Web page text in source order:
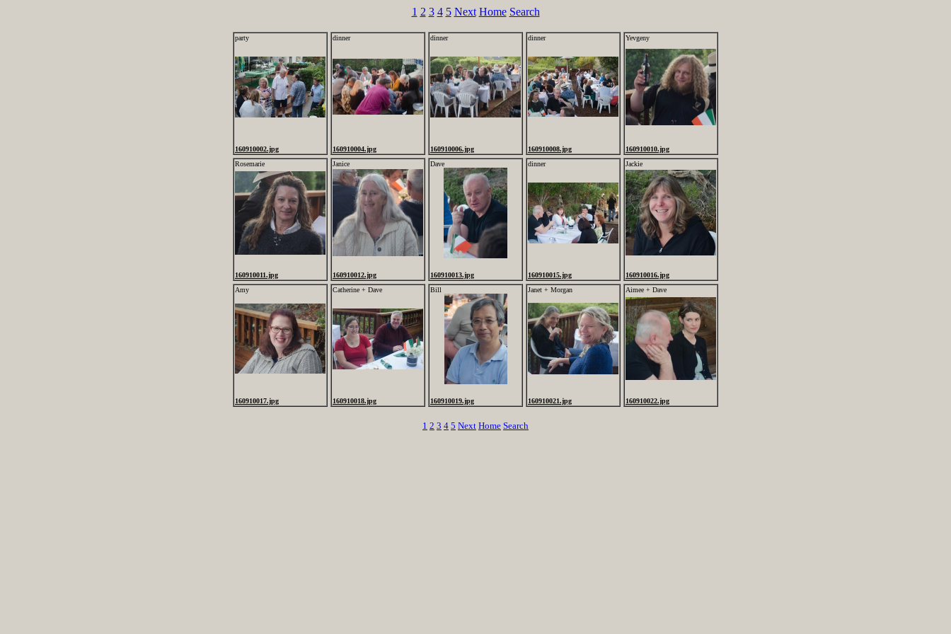
1 2 3 4 5 Next Home Search
party
160910002.jpg
dinner
160910004.jpg
dinner
160910006.jpg
dinner
160910008.jpg
Yevgeny
160910010.jpg
Rosemarie
160910011.jpg
Janice
160910012.jpg
Dave
160910013.jpg
dinner
160910015.jpg
Jackie
160910016.jpg
Amy
160910017.jpg
Catherine + Dave
160910018.jpg
Bill
160910019.jpg
Janet + Morgan
160910021.jpg
Aimee + Dave
160910022.jpg
1 2 3 4 5 Next Home Search